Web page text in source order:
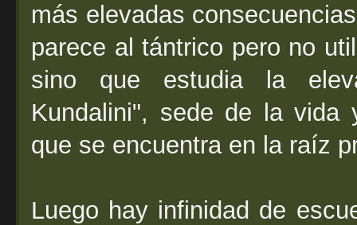
más elevadas
parece al tántrico pero no
sino que estudia la
Kundalini", sede de la vida
que se encuentra en la raíz
Luego hay infinidad de